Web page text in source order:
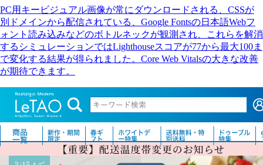
PC用キービジュアル画像が常にダウンロードされる、CSSが
別ドメインから配信されている、Google Fontsの日本語Webフ
ォント読み込みなどのボトルネックが観測され、これらを解消
するシミュレーションではLighthouseスコアが77から最大100ま
で変化する結果が得られました。Core Web Vitalsの大きな改善
が期待できます。